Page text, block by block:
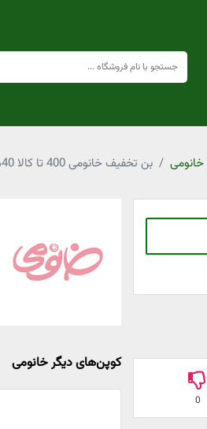
خانومی بن تخفیف خانومی 400 تا کالا 40% تخفیف ویژه لوازم آرایشی و بهداشتی
0
کوپن‌های دیگر خانومی